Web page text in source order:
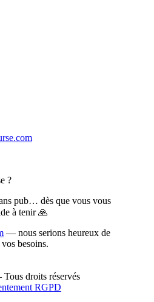
?
pub… dès que vous vous
à tenir 🙏
— nous serions heureux de
besoins.
droits réservés
RGPD